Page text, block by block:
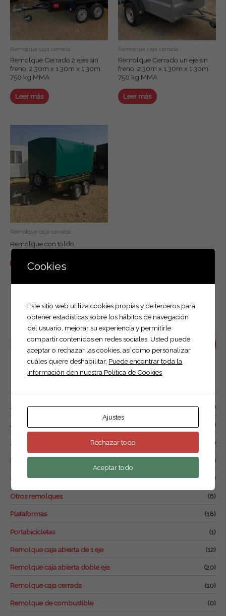
Buscar productos
a
r
r
:
Buscar
Accesorios (16)
Alquiler (1)
Anuncios y trípodes (1)
Basculantes (7)
Food trucks (4)
Otros remolques (6)
Plataformas (18)
Portabicicletas (1)
Remolque caja abierta de 1 eje (12)
Remolque caja abierta doble eje. (20)
Remolque caja cerrada (10)
Remolque de combustible (0)
Remolque caja cerrada
Remolque Cerrado 2 ejes sin
freno. 2.30m x 1.30m x 1.30m.
750 kg MMA
Leer más
Remolque caja cerrada
Remolque Cerrado un eje sin
freno. 2.30m x 1.30m x 1.30m.
750 kg MMA
Leer más
Remolque caja cerrada
Remolque con toldo
Leer más
Cookies
Este sitio web utiliza cookies propias y de terceros para
obtener estadísticas sobre los hábitos de navegación
del usuario, mejorar su experiencia y permitirle
compartir contenidos en redes sociales. Usted puede
aceptar o rechazar las cookies, así como personalizar
cuáles quiere deshabilitar. Puede encontrar toda la
información den nuestra Política de Cookies
Ajustes
Rechazar todo
Aceptar todo